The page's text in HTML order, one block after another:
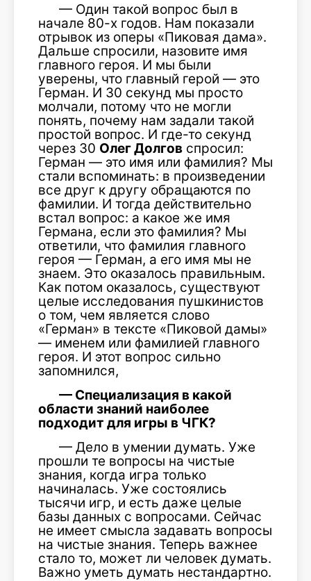
— Один такой вопрос был в
начале 80-х годов. Нам показали
отрывок из оперы «Пиковая дама».
Дальше спросили, назовите имя
главного героя. И мы были
уверены, что главный герой — это
Герман. И 30 секунд мы просто
молчали, потому что не могли
понять, почему нам задали такой
простой вопрос. И где-то секунд
через 30 Олег Долгов спросил:
Герман — это имя или фамилия? Мы
стали вспоминать: в произведении
все друг к другу обращаются по
фамилии. И тогда действительно
встал вопрос: а какое же имя
Германа, если это фамилия? Мы
ответили, что фамилия главного
героя — Герман, а его имя мы не
знаем. Это оказалось правильным.
Как потом оказалось, существуют
целые исследования пушкинистов
о том, чем является слово
«Герман» в тексте «Пиковой дамы»
— именем или фамилией главного
героя. И этот вопрос сильно
запомнился,
— Специализация в какой
области знаний наиболее
подходит для игры в ЧГК?
— Дело в умении думать. Уже
прошли те вопросы на чистые
знания, когда игра только
начиналась. Уже состоялись
тысячи игр, и есть даже целые
базы данных с вопросами. Сейчас
не имеет смысла задавать вопросы
на чистые знания. Теперь важнее
стало то, может ли человек думать.
Важно уметь думать нестандартно.